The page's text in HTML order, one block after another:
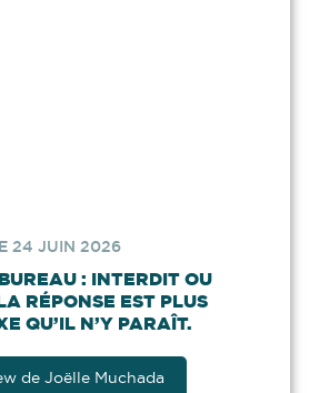
24 JUIN 2026
: INTERDIT OU
RÉPONSE EST PLUS
QU’IL N’Y PARAÎT.
de Joëlle Muchada